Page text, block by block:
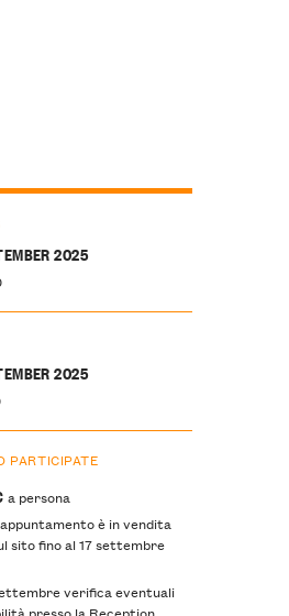
2025
2025
PARTICIPATE
a persona
è in vendita
sito fino al 17 settembre
verifica eventuali